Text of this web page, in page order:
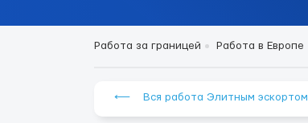
Работа за границей Работа в Европе
⟵ Вся работа Элитным эскортом